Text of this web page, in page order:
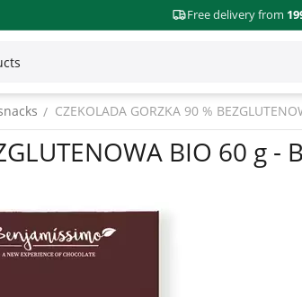
Free delivery from
/ CZEKOLADA GORZKA 90 %
BIO 60 g -